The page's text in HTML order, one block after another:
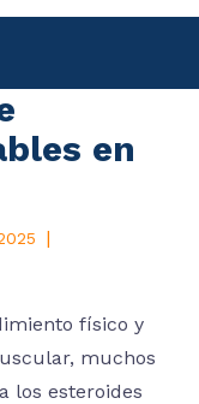
en
|
físico y
muchos
los esteroides